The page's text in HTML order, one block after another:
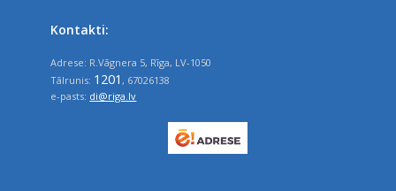
Kontakti:
Adrese: R.Vāgnera 5, Rīga, LV-1050
Tālrunis: 1201 , 67026138
e-pasts: di@riga.lv